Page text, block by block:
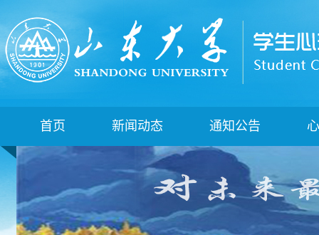
首页 新闻动态 通知公告